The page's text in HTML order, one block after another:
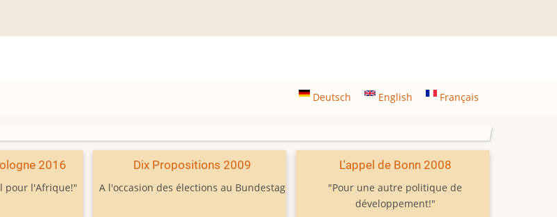
Deutsch English Français
2016
pour l'Afrique!"
Dix Propositions 2009
A l'occasion des élections au Bundestag
L'appel de Bonn 2008
"Pour une autre politique de
développement!"